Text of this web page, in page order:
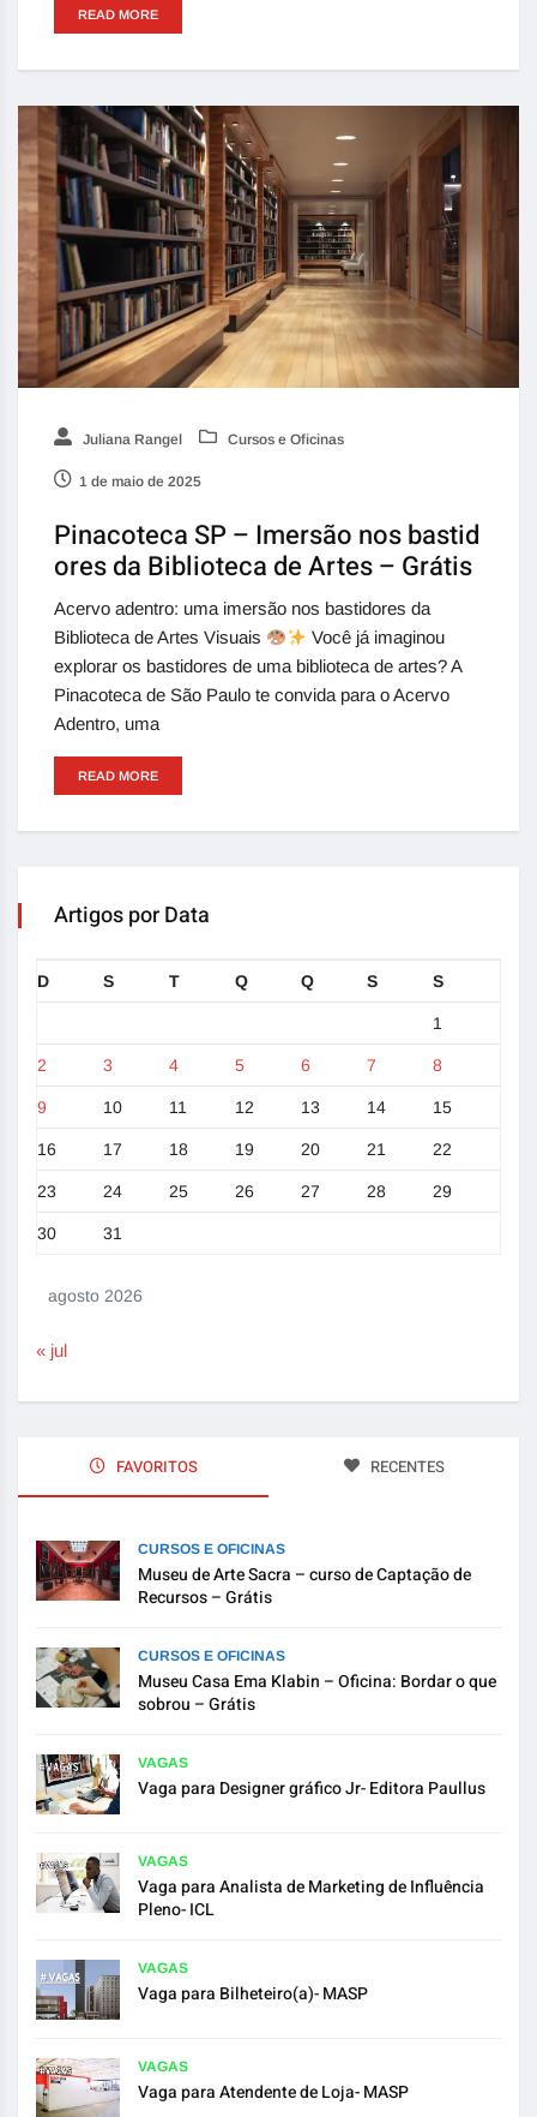
READ MORE
Juliana Rangel Cursos e Oficinas
1 de maio de 2025
Pinacoteca SP – Imersão nos bastid
ores da Biblioteca de Artes – Grátis
Acervo adentro: uma imersão nos bastidores da
Biblioteca de Artes Visuais
Você já imaginou
explorar os bastidores de uma biblioteca de artes? A
Pinacoteca de São Paulo te convida para o Acervo
Adentro, uma
READ MORE
Artigos por Data
agosto 2026
D S T Q Q S S
1
2 3 4 5 6 7 8
9 10 11 12 13 14 15
16 17 18 19 20 21 22
23 24 25 26 27 28 29
30 31
« jul
FAVORITOS RECENTES
CURSOS E OFICINAS
Museu de Arte Sacra – curso de Captação de
Recursos – Grátis
CURSOS E OFICINAS
Museu Casa Ema Klabin – Oficina: Bordar o que
sobrou – Grátis
VAGAS
Vaga para Designer gráfico Jr- Editora Paullus
VAGAS
Vaga para Analista de Marketing de Influência
Pleno- ICL
VAGAS
Vaga para Bilheteiro(a)- MASP
VAGAS
Vaga para Atendente de Loja- MASP